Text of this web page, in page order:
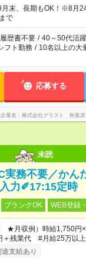
月末、長期もOK！※8月
で
履歴書不要 / 40～50代活
フト勤務 / 10名以上の大
応募する
業名 株式会社グラスト 秋葉原
未読
実務不要／かん
力✐17:15定時
ブランクOK WEB登録
★月収例）時給1,750円×
＋残業代 #月給25万以上
支給あり